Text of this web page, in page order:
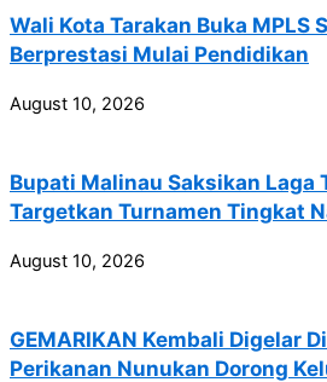
Wali Kota Tarakan Buka MPLS
Berprestasi Mulai Pendidikan
August 10, 2026
Bupati Malinau Saksikan Laga
Targetkan Turnamen Tingkat
August 10, 2026
GEMARIKAN Kembali Digelar
Perikanan Nunukan Dorong